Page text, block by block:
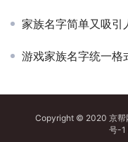
家族名字简单又吸引
游戏家族名字统一格
Copyright © 2020 京帮
号-1